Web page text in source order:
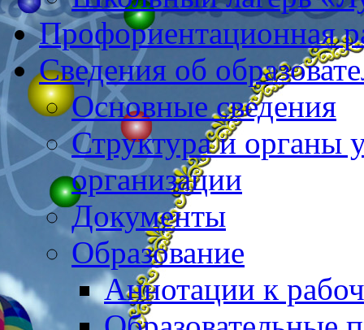
Профориентационная
Сведения об
Основные сведения
Структура и органы
организации
Документы
Образование
Аннотации к